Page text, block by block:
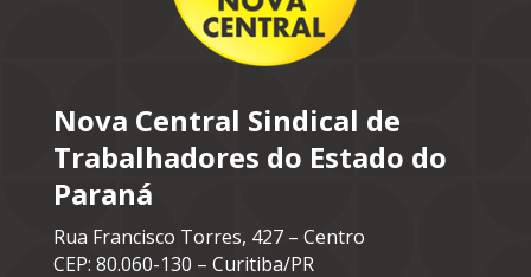
Nova Central Sindical de
Trabalhadores do Estado do
Paraná
Rua Francisco Torres, 427 – Centro
CEP: 80.060-130 – Curitiba/PR